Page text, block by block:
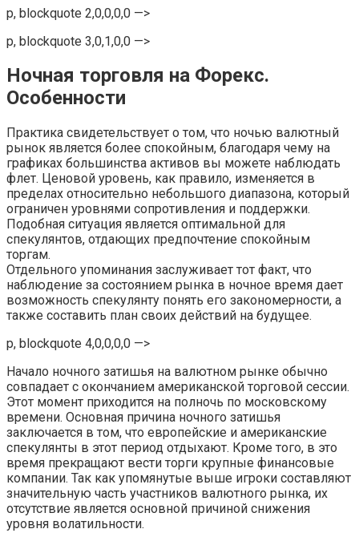
p, blockquote 2,0,0,0,0 —>
p, blockquote 3,0,1,0,0 —>
Ночная торговля на Форекс.
Особенности
Практика свидетельствует о том, что ночью валютный
рынок является более спокойным, благодаря чему на
графиках большинства активов вы можете наблюдать
флет. Ценовой уровень, как правило, изменяется в
пределах относительно небольшого диапазона, который
ограничен уровнями сопротивления и поддержки.
Подобная ситуация является оптимальной для
спекулянтов, отдающих предпочтение спокойным
торгам.
Отдельного упоминания заслуживает тот факт, что
наблюдение за состоянием рынка в ночное время дает
возможность спекулянту понять его закономерности, а
также составить план своих действий на будущее.
p, blockquote 4,0,0,0,0 —>
Начало ночного затишья на валютном рынке обычно
совпадает с окончанием американской торговой сессии.
Этот момент приходится на полночь по московскому
времени. Основная причина ночного затишья
заключается в том, что европейские и американские
спекулянты в этот период отдыхают. Кроме того, в это
время прекращают вести торги крупные финансовые
компании. Так как упомянутые выше игроки составляют
значительную часть участников валютного рынка, их
отсутствие является основной причиной снижения
уровня волатильности.